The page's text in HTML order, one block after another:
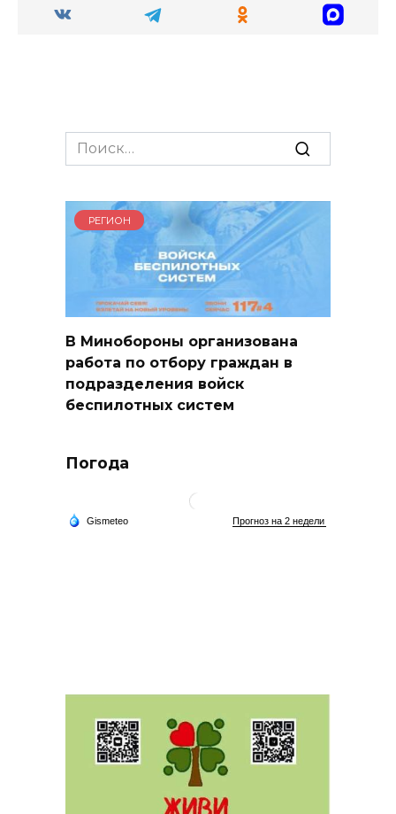
Search
for:
РЕГИОН
В Минобороны организована
работа по отбору граждан в
подразделения войск
беспилотных систем
Погода